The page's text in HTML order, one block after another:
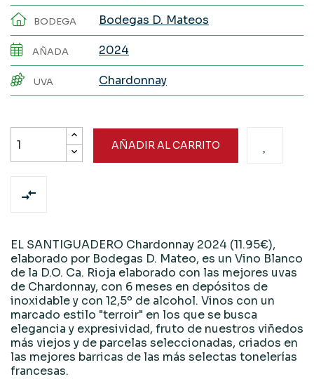
BODEGA Bodegas D. Mateos
AÑADA 2024
UVA Chardonnay
AÑADIR AL CARRITO

EL SANTIGUADERO Chardonnay 2024 (11.95€),
elaborado por Bodegas D. Mateo, es un Vino Blanco
de la D.O. Ca. Rioja elaborado con las mejores uvas
de Chardonnay, con 6 meses en depósitos de
inoxidable y con 12,5º de alcohol. Vinos con un
marcado estilo "terroir" en los que se busca
elegancia y expresividad, fruto de nuestros viñedos
más viejos y de parcelas seleccionadas, criados en
las mejores barricas de las más selectas tonelerías
francesas.